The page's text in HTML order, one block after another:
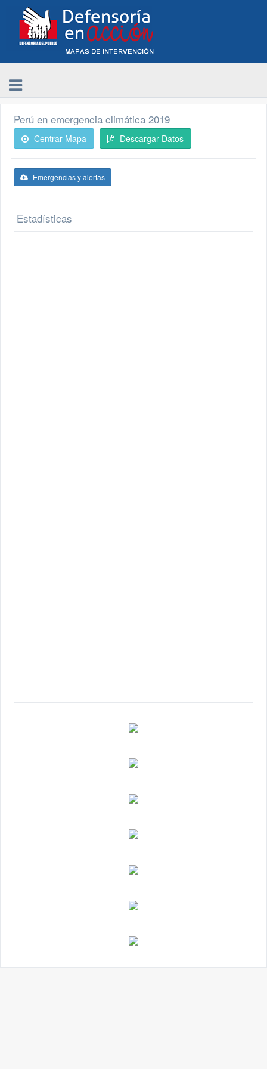
Perú en emergencia climática 2019
Centrar Mapa Descargar Datos
Emergencias y alertas
Estadísticas